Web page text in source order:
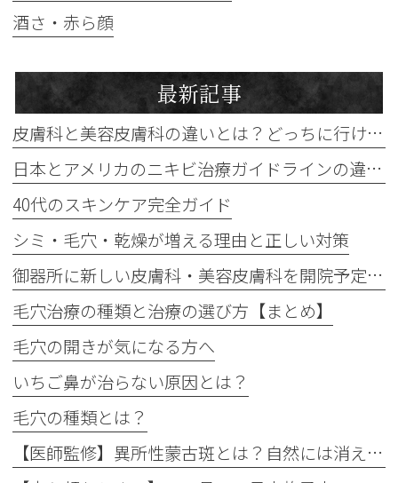
酒さ・赤ら顔
最新記事
皮膚科と美容皮膚科の違いとは？どっちに行けばいい？
日本とアメリカのニキビ治療ガイドラインの違い｜保険診療ではできない治療と自費治療の選択肢
40代のスキンケア完全ガイド
シミ・毛穴・乾燥が増える理由と正しい対策
御器所に新しい皮膚科・美容皮膚科を開院予定です（2027年秋）
毛穴治療の種類と治療の選び方【まとめ】
毛穴の開きが気になる方へ
いちご鼻が治らない原因とは？
毛穴の種類とは？
【医師監修】異所性蒙古斑とは？自然には消えない？名古屋市なら保険適用で無料治療できるケースを解説